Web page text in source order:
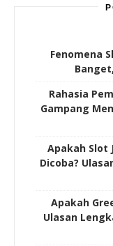
Fenomena
Rahasia
Gampang
Apakah Slot
Dicoba?
Apakah
Ulasan